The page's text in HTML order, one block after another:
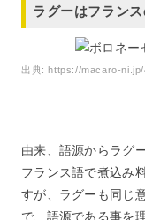
ラグーはフラン
出典:https://macaro-ni.jp/
由来、語源からラグ
フランス語で煮込み
すが、ラグーも同じ
で、語源である事を